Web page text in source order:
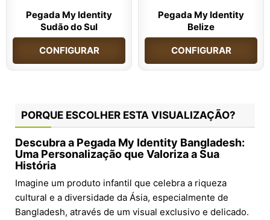
Pegada My Identity
Sudão do Sul
CONFIGURAR
Pegada My Identity
Belize
CONFIGURAR
PORQUE ESCOLHER ESTA VISUALIZAÇÃO?
Descubra a Pegada My Identity Bangladesh:
Uma Personalização que Valoriza a Sua
História
Imagine um produto infantil que celebra a riqueza
cultural e a diversidade da Ásia, especialmente de
Bangladesh, através de um visual exclusivo e delicado.